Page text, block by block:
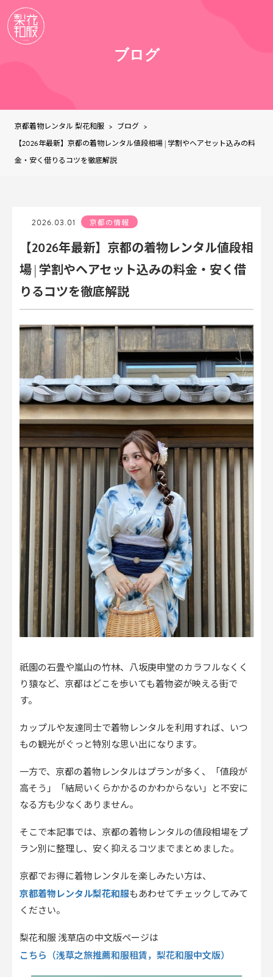
ブログ
京都着物レンタル 梨花和服 > ブログ >
【2026年最新】京都の着物レンタル値段相場 | 学割やヘアセット込みの料
金・安く借りるコツを徹底解説
2026.03.01 京都の情報
【2026年最新】京都の着物レンタル値段相
場 | 学割やヘアセット込みの料金・安く借
りるコツを徹底解説
祇園の石畳や嵐山の竹林、八坂庚申堂のカラフルなくく
り猿など、京都はどこを歩いても着物姿が映える街で
す。
カップルや友達同士で着物レンタルを利用すれば、いつ
もの観光がぐっと特別な思い出になります。
一方で、京都の着物レンタルはプランが多く、「値段が
高そう」「結局いくらかかるのかわからない」と不安に
なる方も少なくありません。
そこで本記事では、京都の着物レンタルの値段相場をプ
ラン別に整理し、安く抑えるコツまでまとめました。
京都でお得に着物レンタルを楽しみたい方は、
京都着物レンタル梨花和服もあわせてチェックしてみて
ください。
梨花和服 浅草店の中文版ページは
こちら（浅草之旅推薦和服租賃，梨花和服中文版）